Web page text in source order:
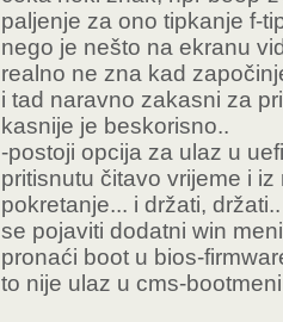
paljenje za ono tipkanje f-
nego je nešto na ekranu
realno ne zna kad
i tad naravno zakasni za
kasnije je beskorisno..
-postoji opcija za ulaz u
pritisnutu čitavo vrijeme i
pokretanje... i držati,
se pojaviti dodatni win
pronaći boot u bios-
to nije ulaz u cms-